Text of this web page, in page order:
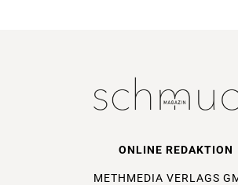
ONLINE REDAKTION
METHMEDIA VERLAGS